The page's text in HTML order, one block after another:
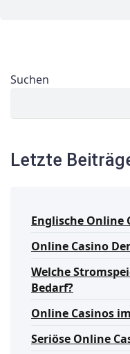
Suchen
Letzte
Englische Online
Online Casino
Welche
Bedarf?
Online Casinos
Seriöse Online